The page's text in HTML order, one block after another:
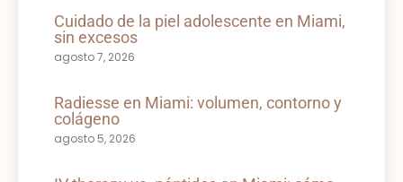
Cuidado de la piel adolescente en Miami,
sin excesos
agosto 7, 2026
Radiesse en Miami: volumen, contorno y
colágeno
agosto 5, 2026